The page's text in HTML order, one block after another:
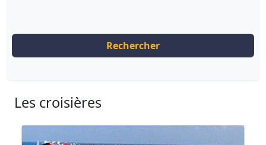
Rechercher
Les croisières